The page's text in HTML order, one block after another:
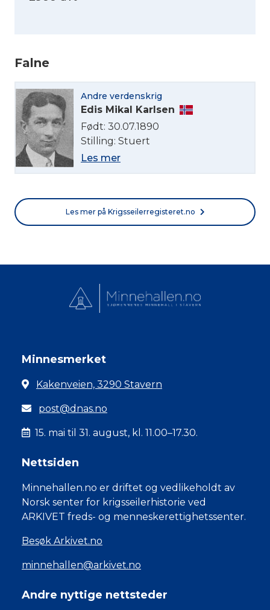
Falne
Andre verdenskrig
Edis Mikal Karlsen
Født: 30.07.1890
Stilling: Stuert
Les mer
Les mer på Krigsseilerregisteret.no
Minnesmerket
Kakenveien, 3290 Stavern
post@dnas.no
15. mai til 31. august, kl. 11.00–17.30.
Nettsiden
Minnehallen.no er driftet og vedlikeholdt av
Norsk senter for krigsseilerhistorie ved
ARKIVET freds- og menneskerettighetssenter.
Besøk Arkivet.no
minnehallen@arkivet.no
Andre nyttige nettsteder
Norsk bokmål